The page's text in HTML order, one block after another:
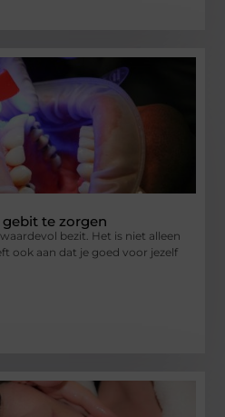
te zorgen
bezit. Het is niet alleen
ook aan dat je goed voor jezelf